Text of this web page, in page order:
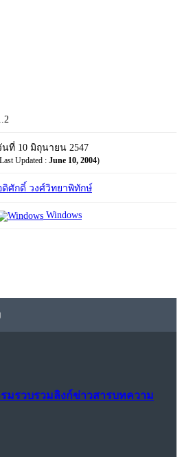
นที่ 10 มิถุนายน 2547
Updated : June 10, 2004)
ดิศักดิ์ วงศ์วิทยาพิทักษ์
Windows
รมรวบรวมลิงก์ข่าวสารบทความ